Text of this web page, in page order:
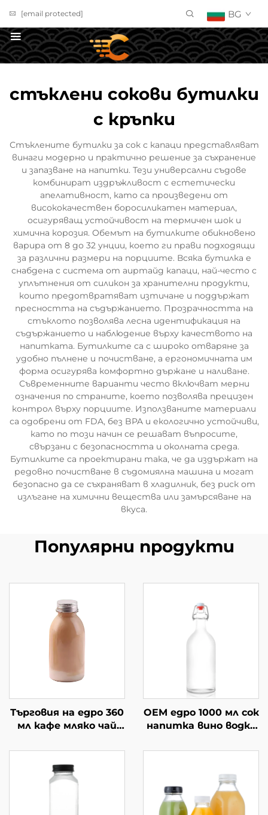
[email protected] BG
стъклени сокови бутилки
с кръпки
Стъклените бутилки за сок с капаци представляват
винаги модерно и практично решение за съхранение
и запазване на напитки. Тези универсални съдове
комбинират издръжливост с естетически
апелативност, като са произведени от
висококачествен боросиликатен материал,
осигуряващ устойчивост на термичен шок и
химична корозия. Обемът на бутилките обикновено
варира от 8 до 32 унции, което ги прави подходящи
за различни размери на порциите. Всяка бутилка е
снабдена с система от аиртайд капаци, най-често с
уплътнения от силикон за хранителни продукти,
които предотвратяват изтичане и поддържат
пресността на съдържанието. Прозрачността на
стъклото позволява лесна идентификация на
съдържанието и наблюдение върху качеството на
напитката. Бутилките са с широко отваряне за
удобно пълнене и почистване, а ергономичната им
форма осигурява комфортно държане и наливане.
Съвременните варианти често включват мерни
означения по страните, което позволява прецизен
контрол върху порциите. Използваните материали
са одобрени от FDA, без BPA и екологично устойчиви,
като по този начин се решават въпросите,
свързани с безопасността и околната среда.
Бутилките са проектирани така, че да издържат на
редовно почистване в съдомиялна машина и могат
безопасно да се съхраняват в хладилник, без риск от
излъгане на химични вещества или замърсяване на
вкуса.
Популярни продукти
Търговия на едро 360
мл кафе мляко чай
стъклени бутилки
за сок
OEM едро 1000 мл сок
напитка вино водка
за пиене